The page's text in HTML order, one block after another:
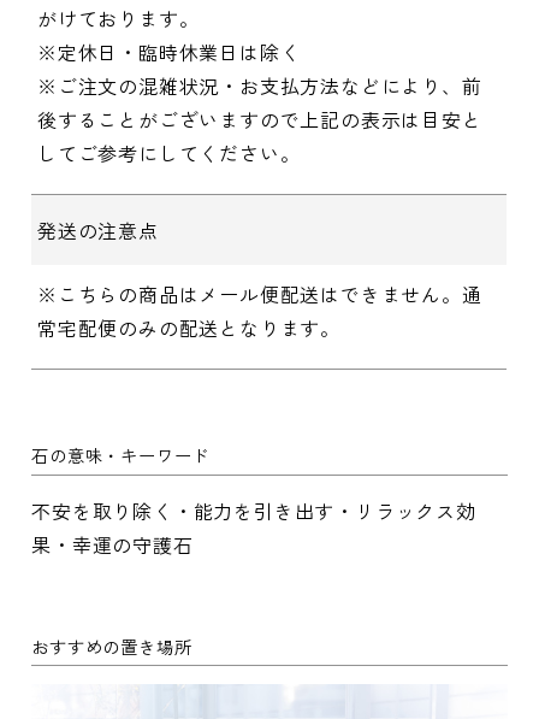
がけております。
※定休日・臨時休業日は除く
※ご注文の混雑状況・お支払方法などにより、前
後することがございますので上記の表示は目安と
してご参考にしてください。
発送の注意点
※こちらの商品はメール便配送はできません。通
常宅配便のみの配送となります。
石の意味・キーワード
不安を取り除く・能力を引き出す・リラックス効
果・幸運の守護石
おすすめの置き場所